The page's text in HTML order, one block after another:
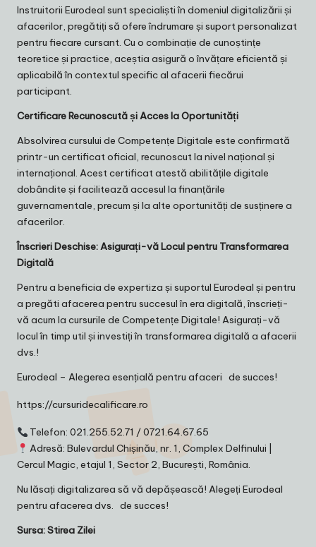
Instruitorii Eurodeal sunt specialiști în domeniul digitalizării și
afacerilor, pregătiți să ofere îndrumare și suport personalizat
pentru fiecare cursant. Cu o combinație de cunoștințe
teoretice și practice, aceștia asigură o învățare eficientă și
aplicabilă în contextul specific al afacerii fiecărui
participant.
Certificare Recunoscută și Acces la Oportunități
Absolvirea cursului de Competențe Digitale este confirmată
printr-un certificat oficial, recunoscut la nivel național și
internațional. Acest certificat atestă abilitățile digitale
dobândite și facilitează accesul la finanțările
guvernamentale, precum și la alte oportunități de susținere a
afacerilor.
Înscrieri Deschise: Asigurați-vă Locul pentru Transformarea
Digitală
Pentru a beneficia de expertiza și suportul Eurodeal și pentru
a pregăti afacerea pentru succesul în era digitală, înscrieți-
vă acum la cursurile de Competențe Digitale! Asigurați-vă
locul în timp util și investiți în transformarea digitală a afacerii
dvs.!
Eurodeal – Alegerea esențială pentru afaceri de succes!
https://cursuridecalificare.ro
Telefon: 021.255.52.71 / 0721.64.67.65
Adresă: Bulevardul Chișinău, nr. 1, Complex Delfinului |
Cercul Magic, etajul 1, Sector 2, București, România.
Nu lăsați digitalizarea să vă depășească! Alegeți Eurodeal
pentru afacerea dvs. de succes!
Sursa:Stirea Zilei